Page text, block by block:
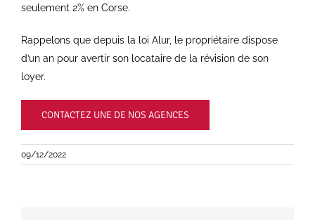
seulement 2% en Corse.
Rappelons que depuis la loi Alur, le propriétaire dispose
d’un an pour avertir son locataire de la révision de son
loyer.
CONTACTEZ UNE DE NOS AGENCES
09/12/2022